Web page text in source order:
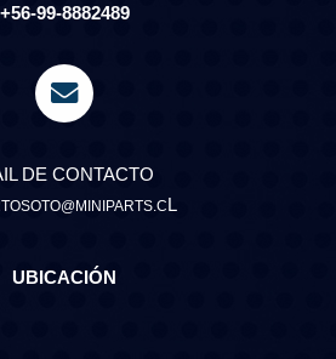
+56-99-8882489
DE CONTACTO
L
UBICACIÓN